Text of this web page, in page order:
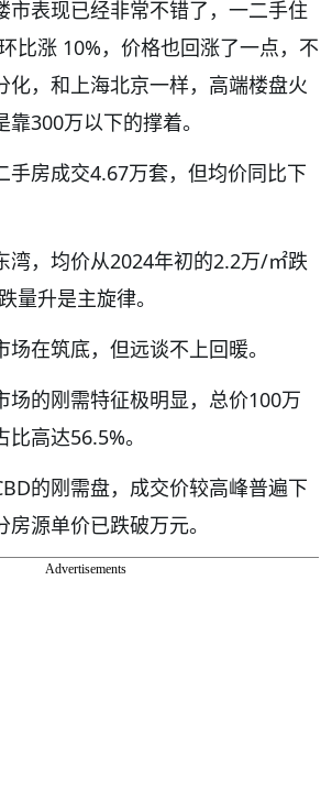
市表现已经非常不错了，一二手住
比涨 10%，价格也回涨了一点，不
化，和上海北京一样，高端楼盘火
300万以下的撑着。
手房成交4.67万套，但均价同比下
湾，均价从2024年初的2.2万/㎡跌
量升是主旋律。
场在筑底，但远谈不上回暖。
场的刚需特征极明显，总价100万
高达56.5%。
的刚需盘，成交价较高峰普遍下
源单价已跌破万元。
Advertisements